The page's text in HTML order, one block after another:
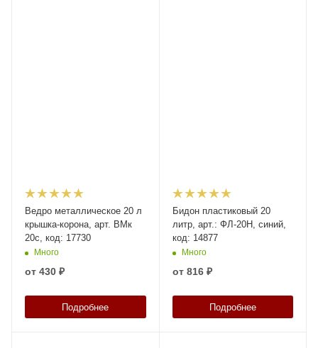
Ведро металлическое 20 л
крышка-корона, арт. ВМк
20с, код: 17730
Много
от 430 ₽
Подробнее
Бидон пластиковый 20
литр, арт.: ФЛ-20Н, синий,
код: 14877
Много
от 816 ₽
Подробнее